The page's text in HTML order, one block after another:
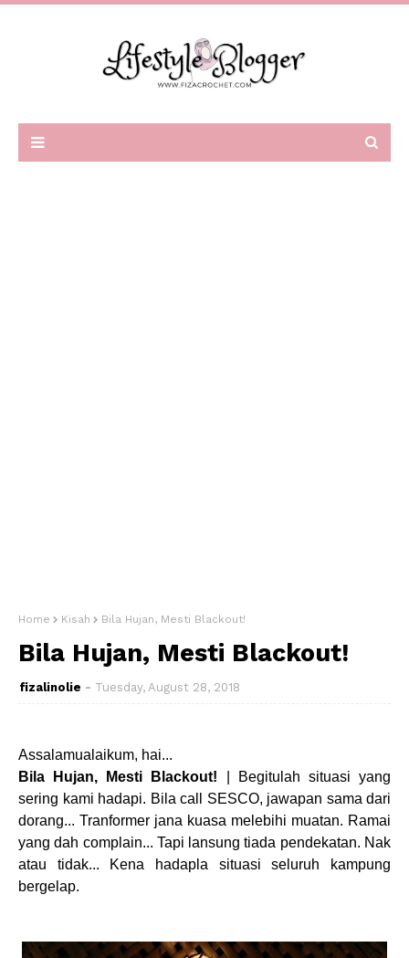
Home Kisah Bila Hujan, Mesti Blackout!
Bila Hujan, Mesti Blackout!
fizalinolie Tuesday, August 28, 2018
Assalamualaikum, hai...
Bila Hujan, Mesti Blackout! | Begitulah situasi yang
sering kami hadapi. Bila call SESCO, jawapan sama dari
dorang... Tranformer jana kuasa melebihi muatan. Ramai
yang dah complain... Tapi lansung tiada pendekatan. Nak
atau tidak... Kena hadapla situasi seluruh kampung
bergelap.